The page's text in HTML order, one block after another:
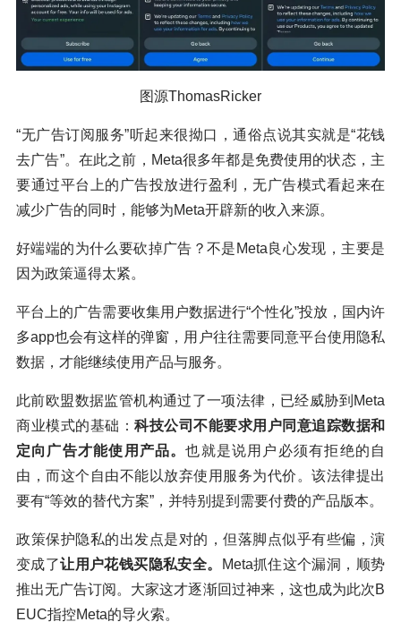
图源ThomasRicker
“无广告订阅服务”听起来很拗口，通俗点说其实就是“花钱
去广告”。在此之前，Meta很多年都是免费使用的状态，主
要通过平台上的广告投放进行盈利，无广告模式看起来在
减少广告的同时，能够为Meta开辟新的收入来源。
好端端的为什么要砍掉广告？不是Meta良心发现，主要是
因为政策逼得太紧。
平台上的广告需要收集用户数据进行“个性化”投放，国内许
多app也会有这样的弹窗，用户往往需要同意平台使用隐私
数据，才能继续使用产品与服务。
此前欧盟数据监管机构通过了一项法律，已经威胁到Meta
商业模式的基础： 科技公司不能要求用户同意追踪数据和
定向广告才能使用产品。也就是说用户必须有拒绝的自
由，而这个自由不能以放弃使用服务为代价。该法律提出
要有“等效的替代方案”，并特别提到需要付费的产品版本。
政策保护隐私的出发点是对的，但落脚点似乎有些偏，演
变成了让用户花钱买隐私安全。
Meta抓住这个漏洞，顺势
推出无广告订阅。大家这才逐渐回过神来，这也成为此次B
EUC指控Meta的导火索。